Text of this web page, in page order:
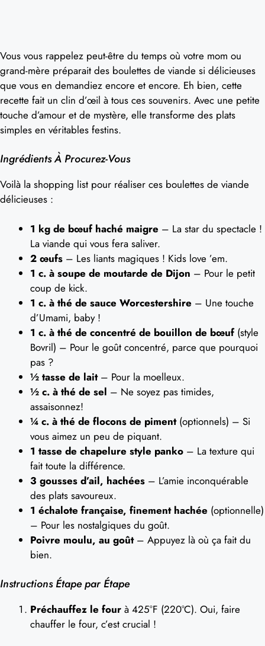
Vous vous rappelez peut-être du temps où votre mom ou
grand-mère préparait des boulettes de viande si délicieuses
que vous en demandiez encore et encore. Eh bien, cette
recette fait un clin d’œil à tous ces souvenirs. Avec une petite
touche d’amour et de mystère, elle transforme des plats
simples en véritables festins.
Ingrédients À Procurez-Vous
Voilà la shopping list pour réaliser ces boulettes de viande
délicieuses :
1 kg de bœuf haché maigre – La star du spectacle !
La viande qui vous fera saliver.
2 œufs – Les liants magiques ! Kids love ’em.
1 c. à soupe de moutarde de Dijon – Pour le petit
coup de kick.
1 c. à thé de sauce Worcestershire – Une touche
d’Umami, baby !
1 c. à thé de concentré de bouillon de bœuf(style
Bovril) – Pour le goût concentré, parce que pourquoi
pas ?
½ tasse de lait– Pour la moelleux.
½ c. à thé de sel – Ne soyez pas timides,
assaisonnez!
¼ c. à thé de flocons de piment(optionnels) – Si
vous aimez un peu de piquant.
1 tasse de chapelure style panko – La texture qui
fait toute la différence.
3 gousses d’ail, hachées – L’amie inconquérable
des plats savoureux.
1 échalote française, finement hachée (optionnelle)
– Pour les nostalgiques du goût.
Poivre moulu, au goût– Appuyez là où ça fait du
bien.
Instructions Étape par Étape
Préchauffez le four à 425°F (220°C). Oui, faire
chauffer le four, c’est crucial !